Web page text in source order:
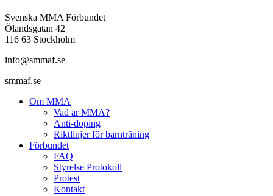
Svenska MMA Förbundet
Ölandsgatan 42
116 63 Stockholm
info@smmaf.se
smmaf.se
Om MMA
Vad är MMA?
Anti-doping
Riktlinjer för barnträning
Förbundet
FAQ
Styrelse Protokoll
Protest
Kontakt